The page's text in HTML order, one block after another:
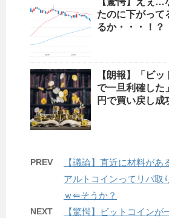
たのに下がって
るか・・・！？
【朗報】「ビ
で一旦利確し
円で買い戻し成
PREV
【議論】直近に材料があ
アルトコインってリバ取
ｗ⇐そうか？
NEXT
【驚愕】ビットコインが